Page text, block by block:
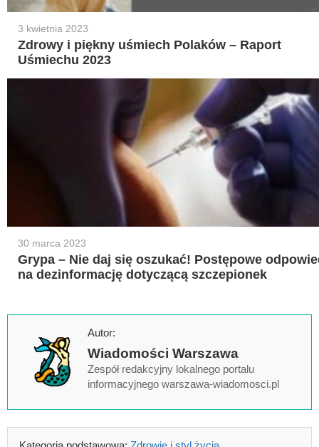
3 kwietnia 2023
Zdrowy i piękny uśmiech Polaków – Raport
Uśmiechu 2023
30 marca 2023
Grypa – Nie daj się oszukać! Postępowe
na dezinformację dotyczącą szczepionek
Autor:
Wiadomości Warszawa
Zespół redakcyjny lokalnego portalu
informacyjnego warszawa-wiadomosci.pl